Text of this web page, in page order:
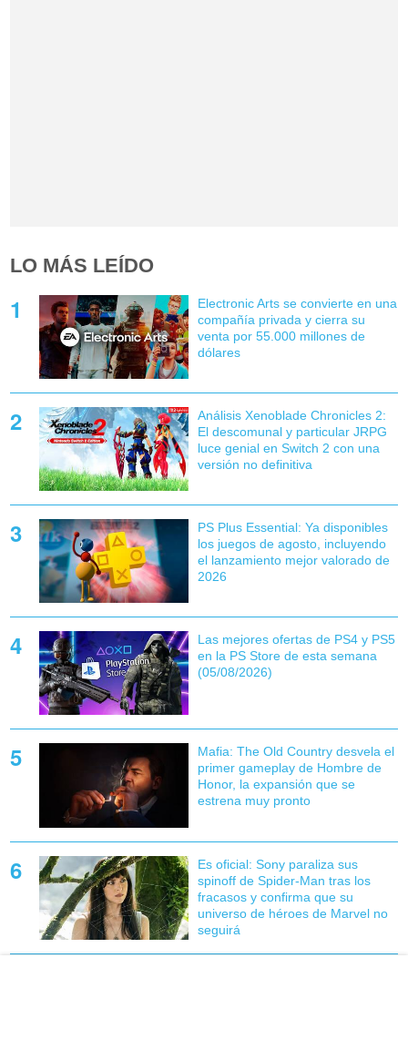
LO MÁS LEÍDO
Electronic Arts se convierte en una
compañía privada y cierra su
venta por 55.000 millones de
dólares
Análisis Xenoblade Chronicles 2:
El descomunal y particular JRPG
luce genial en Switch 2 con una
versión no definitiva
PS Plus Essential: Ya disponibles
los juegos de agosto, incluyendo
el lanzamiento mejor valorado de
2026
Las mejores ofertas de PS4 y PS5
en la PS Store de esta semana
(05/08/2026)
Mafia: The Old Country desvela el
primer gameplay de Hombre de
Honor, la expansión que se
estrena muy pronto
Es oficial: Sony paraliza sus
spinoff de Spider-Man tras los
fracasos y confirma que su
universo de héroes de Marvel no
seguirá